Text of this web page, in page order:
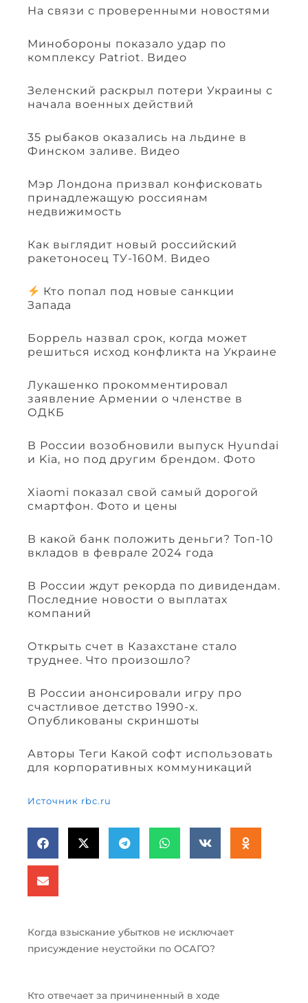
На связи с проверенными новостями
Минобороны показало удар по
комплексу Patriot. Видео
Зеленский раскрыл потери Украины с
начала военных действий
35 рыбаков оказались на льдине в
Финском заливе. Видео
Мэр Лондона призвал конфисковать
принадлежащую россиянам
недвижимость
Как выглядит новый российский
ракетоносец ТУ-160М. Видео
Кто попал под новые санкции
Запада
Боррель назвал срок, когда может
решиться исход конфликта на Украине
Лукашенко прокомментировал
заявление Армении о членстве в
ОДКБ
В России возобновили выпуск Hyundai
и Kia, но под другим брендом. Фото
Xiaomi показал свой самый дорогой
смартфон. Фото и цены
В какой банк положить деньги? Топ-10
вкладов в феврале 2024 года
В России ждут рекорда по дивидендам.
Последние новости о выплатах
компаний
Открыть счет в Казахстане стало
труднее. Что произошло?
В России анонсировали игру про
счастливое детство 1990-х.
Опубликованы скриншоты
Авторы Теги Какой софт использовать
для корпоративных коммуникаций
Источник rbc.ru
Когда взыскание убытков не исключает
присуждение неустойки по ОСАГО?
Кто отвечает за причиненный в ходе